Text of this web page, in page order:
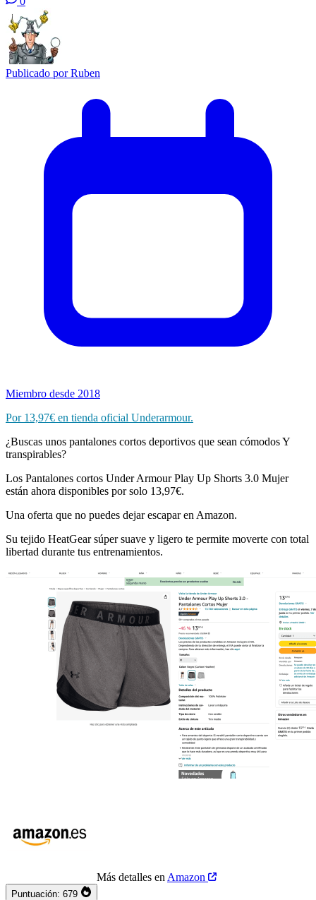
Publicado porRuben
Miembro desde 2018
Por 13,97€ en tienda oficial Underarmour.
¿Buscas unos pantalones cortos deportivos que sean cómodos Y
transpirables?
Los Pantalones cortos Under Armour Play Up Shorts 3.0 Mujer
están ahora disponibles por solo 13,97€.
Una oferta que no puedes dejar escapar en Amazon.
Su tejido HeatGear súper suave y ligero te permite moverte con total
libertad durante tus entrenamientos.
Más detalles en Amazon
Puntuación: 679